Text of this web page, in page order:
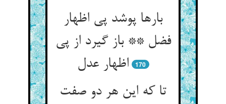
بارها پوشد پی اظهار
فضل ** باز گیرد از پی
اظهار عدل
170
تا که این هر دو صفت